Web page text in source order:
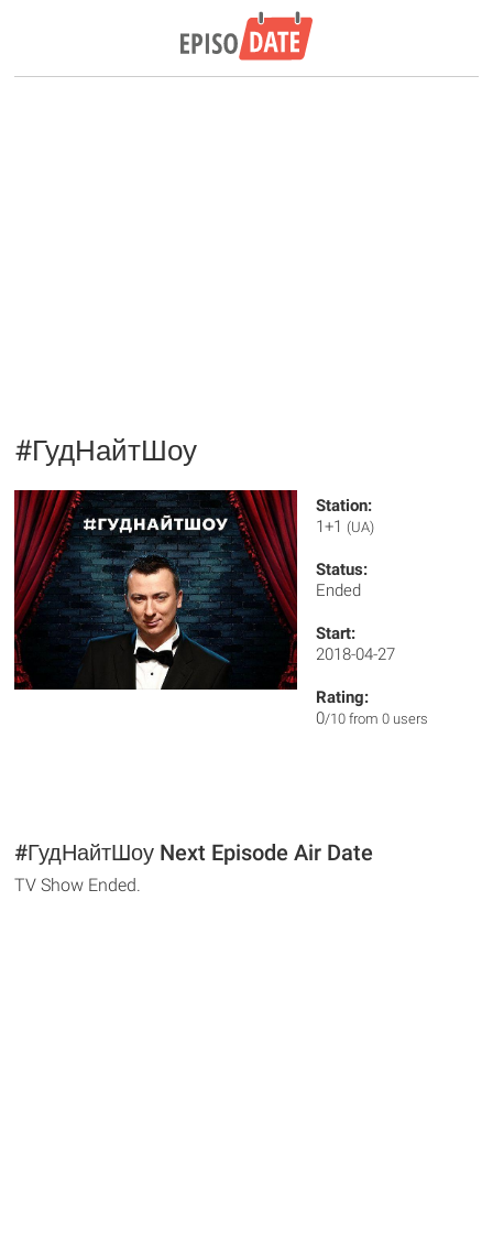
#ГудНайтШоу
Station:
1+1 (UA)
Status:
Ended
Start:
2018-04-27
Rating:
0/10 from 0 users
#ГудНайтШоу Next Episode Air Date
TV Show Ended.